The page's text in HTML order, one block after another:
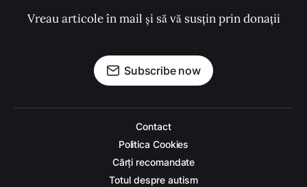
Vreau articole în mail și să vă susțin prin donații
Subscribe now
Contact
Politica Cookies
Cărți recomandate
Totul despre autism